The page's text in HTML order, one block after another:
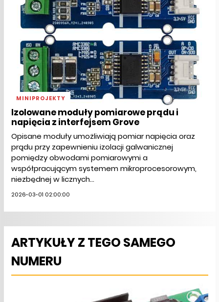
MINIPROJEKTY
Izolowane moduły pomiarowe prądu i
napięcia z interfejsem Grove
Opisane moduły umożliwiają pomiar napięcia oraz
prądu przy zapewnieniu izolacji galwanicznej
pomiędzy obwodami pomiarowymi a
współpracującym systemem mikroprocesorowym,
niezbędnej w licznych...
2026-03-01 02:00:00
ARTYKUŁY Z TEGO SAMEGO
NUMERU